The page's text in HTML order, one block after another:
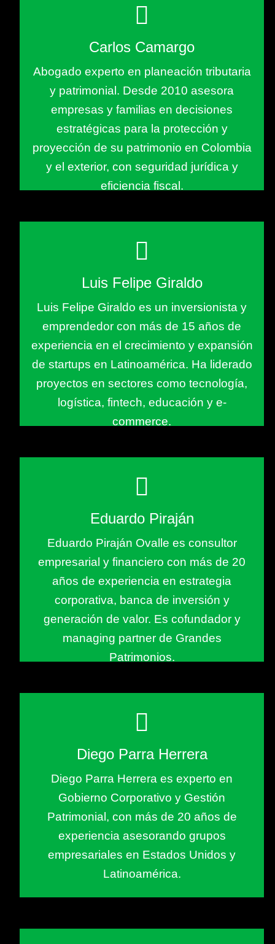
Carlos Camargo
Abogado experto en planeación tributaria
y patrimonial. Desde 2010 asesora
empresas y familias en decisiones
estratégicas para la protección y
proyección de su patrimonio en Colombia
y el exterior, con seguridad jurídica y
eficiencia fiscal.
Luis Felipe Giraldo
Luis Felipe Giraldo es un inversionista y
emprendedor con más de 15 años de
experiencia en el crecimiento y expansión
de startups en Latinoamérica. Ha liderado
proyectos en sectores como tecnología,
logística, fintech, educación y e-
commerce.
Eduardo Piraján
Eduardo Piraján Ovalle es consultor
empresarial y financiero con más de 20
años de experiencia en estrategia
corporativa, banca de inversión y
generación de valor. Es cofundador y
managing partner de Grandes
Patrimonios.
Diego Parra Herrera
Diego Parra Herrera es experto en
Gobierno Corporativo y Gestión
Patrimonial, con más de 20 años de
experiencia asesorando grupos
empresariales en Estados Unidos y
Latinoamérica.